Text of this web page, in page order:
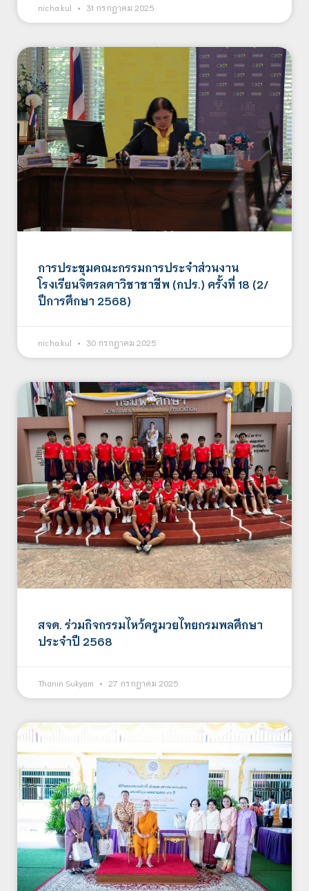
nicha.kul 31 กรกฎาคม 2025
การประชุมคณะกรรมการประจำส่วนงาน
โรงเรียนจิตรลดาวิชาชาชีพ (กปร.) ครั้งที่ 18 (2/
ปีการศึกษา 2568)
nicha.kul 30 กรกฎาคม 2025
สจด. ร่วมกิจกรรมไหว้ครูมวยไทยกรมพลศึกษา
ประจำปี 2568
Thanin Sukyam 27 กรกฎาคม 2025